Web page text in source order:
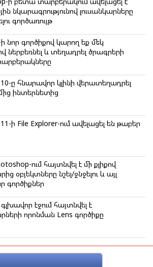
նկարագրությունով լուսանկարները
գործառույթ
նոր գործիքով կարող եք մեկ
ներբեռնել և տեղադրել ծրագրերի
ը հնարավոր կլինի վերատեղադրել
ինտերնետից
ի File Explorer-ում ավելացել են թաբեր
ում հայտնվել է մի քլիքով
օբյեկտները նշել/ջնջելու և այլ
գործիքներ
էջում հայտնվել է
որոնման Lens գործիքը